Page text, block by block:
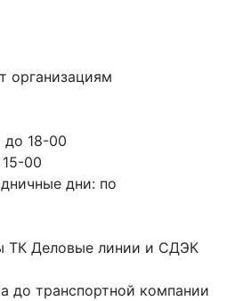
организациям
до 18-00
00
дни: по
ТК Деловые линии и СДЭК
до транспортной компании